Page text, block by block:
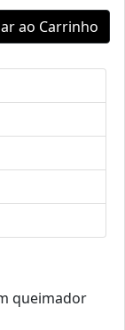
ao Carrinho
queimador